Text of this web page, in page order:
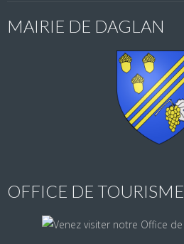
MAIRIE DE DAGLAN
OFFICE DE TOURISME